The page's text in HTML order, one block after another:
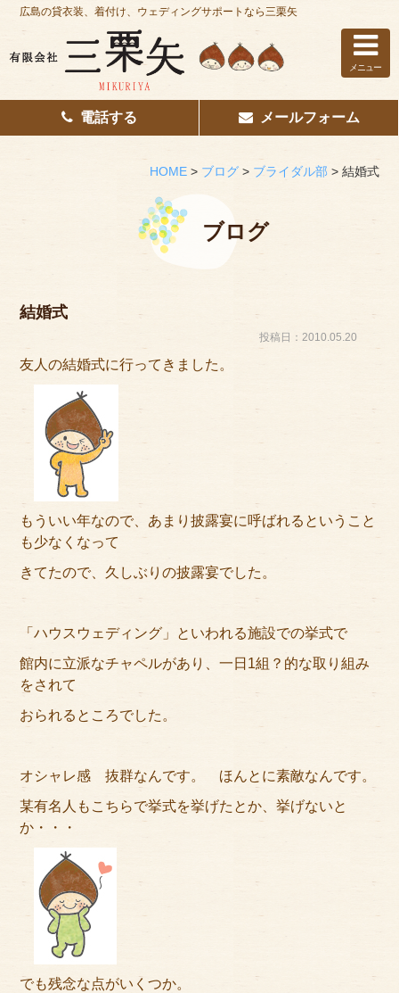
ホーム
はじめての方へ
その他サービス
アクセス
サイズのはかり方
よくある質問
ブログ
ご利用の流れ
成人式特設ページ
お問い合わせ
プライバシーポリシー
サイトマップ
広島の貸衣装、着付け、ウェディングサポートなら三栗矢
メニュー
電話する メールフォーム
HOME> ブログ> ブライダル部 > 結婚式
ブログ
結婚式
投稿日：2010.05.20
友人の結婚式に行ってきました。
もういい年なので、あまり披露宴に呼ばれるということ
も少なくなって
きてたので、久しぶりの披露宴でした。
「ハウスウェディング」といわれる施設での挙式で
館内に立派なチャペルがあり、一日1組？的な取り組み
をされて
おられるところでした。
オシャレ感 抜群なんです。 ほんとに素敵なんです。
某有名人もこちらで挙式を挙げたとか、挙げないと
か・・・
でも残念な点がいくつか。